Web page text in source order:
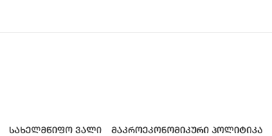
სახელმწიფო ვალი მაკროეკონომიკური პოლიტიკა